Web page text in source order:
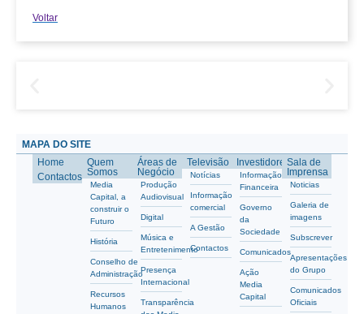
Voltar
MAPA DO SITE
Home
Contactos
Quem
Somos
Media
Capital, a
construir o
Futuro
História
Conselho de
Administração
Recursos
Humanos
Áreas de
Negócio
Produção
Audiovisual
Digital
Música e
Entretenimento
Presença
Internacional
Transparência
Televisão
Notícias
Informação
comercial
A Gestão
Contactos
Investidores
Informação
Financeira
Governo
da
Sociedade
Comunicados
Ação
Media
Capital
Sala de
Imprensa
Noticias
Galeria de
imagens
Subscrever
Apresentações
do Grupo
Comunicados
Oficiais